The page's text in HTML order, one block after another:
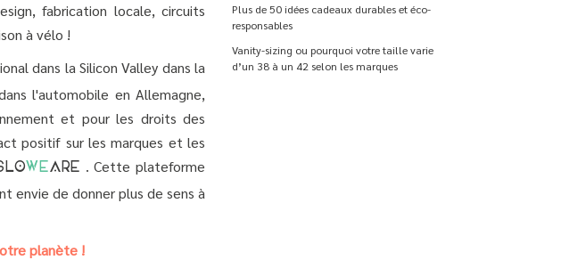
fabrication locale, circuits
à vélo !
dans la Silicon Valley dans la
l'automobile en Allemagne,
et pour les droits des
positif sur les marques et les
WEARE . Cette plateforme
envie de donner plus de sens à
planète !
Plus de 50 idées cadeaux durables et éco-
responsables
Vanity-sizing ou pourquoi votre taille varie
d’un 38 à un 42 selon les marques